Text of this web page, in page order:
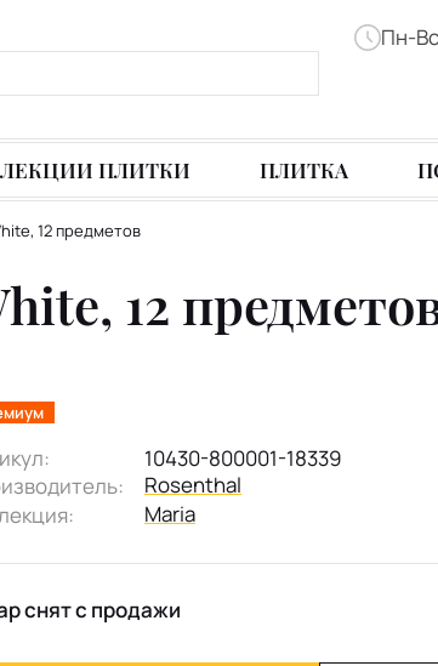
Пн-
ПЛИТКИ ПЛИТКА
12 предметов
12
10430-800001-18339
Rosenthal
Maria
снят с продажи